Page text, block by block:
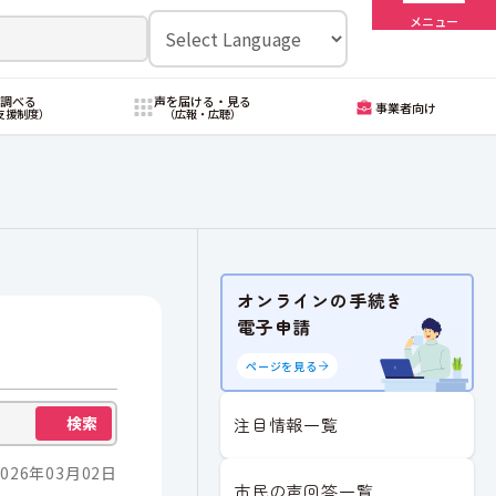
メニュー
べる
制度）
声を届ける・見る
（広報・広聴） 事業者向け
検索
年03月02日
オンラインの手続き
電子申請
ページを見る
注目情報一覧
市民の声回答一覧